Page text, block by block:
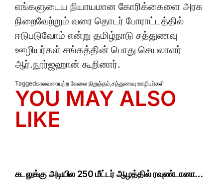
எங்களுடைய நியாயமான கோரிக்கைளை அரசு
நிறைவேற்றும் வரை தொடர் போராட்டத்தில்
ஈடுபடுவோம் என்று தமிழ்நாடு சத்துணவு
ஊழியர்கள் சங்கத்தின் பொது செயலாளர்
ஆர்.நூர்ஜஹான் கூறினார்.
Taggedகாலவரையற்ற வேலை நிறுத்தம்,சத்துணவு ஊழியர்கள்
YOU MAY ALSO
LIKE
கடலுக்கு அடியில 250 மீட்டர் ஆழத்தில் ரவுண்டானா…